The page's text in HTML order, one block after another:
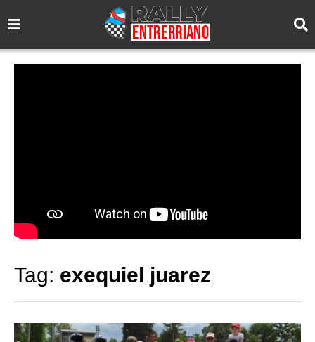
Tag: exequiel juarez